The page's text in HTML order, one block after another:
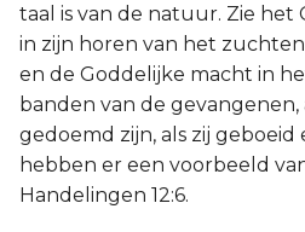
taal is van de natuur. Zie
in zijn horen van het
en de Goddelijke macht in
banden van de gevangenen,
gedoemd zijn, als zij
hebben er een voorbeeld
Handelingen 12:6.